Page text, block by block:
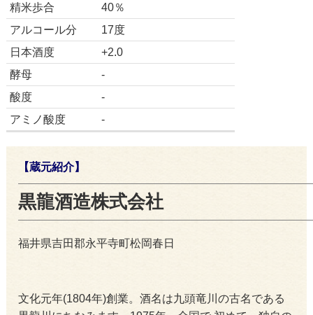
精米歩合
40％
アルコール分
17度
日本酒度
+2.0
酵母
-
酸度
-
アミノ酸度
-
【蔵元紹介】
黒龍酒造株式会社
福井県吉田郡永平寺町松岡春日
文化元年(1804年)創業。酒名は九頭竜川の古名である